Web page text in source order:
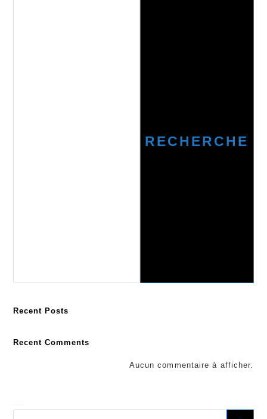
RECHERCHE
Recent Posts
Recent Comments
Aucun commentaire à afficher.